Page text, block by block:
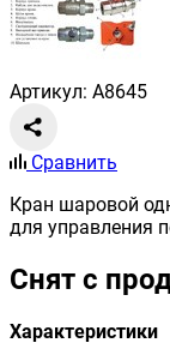
Артикул: A8645
Сравнить
Кран шаровой
для управления
Снят с
Характеристики